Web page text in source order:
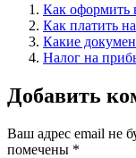
Как оформить
Как платить
Какие
Налог на
Добавить
Ваш адрес email не
помечены *